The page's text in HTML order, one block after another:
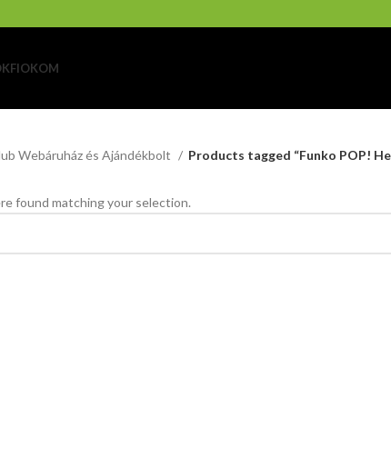
FIOKOM
Webáruház és Ajándékbolt Products tagged “Funko POP!
found matching your selection.